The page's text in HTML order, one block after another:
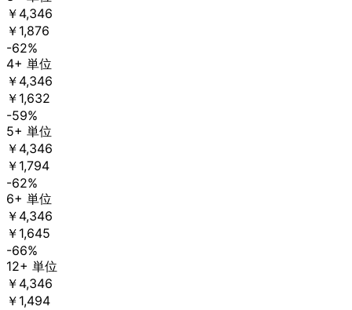
￥4,346
￥1,876
-62%
4+ 単位
￥4,346
￥1,632
-59%
5+ 単位
￥4,346
￥1,794
-62%
6+ 単位
￥4,346
￥1,645
-66%
12+ 単位
￥4,346
￥1,494